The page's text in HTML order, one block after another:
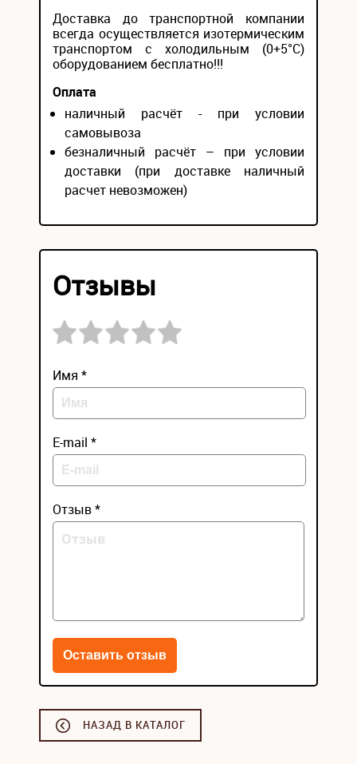
Доставка до транспортной компании
всегда осуществляется изотермическим
транспортом с холодильным (0+5°С)
оборудованием бесплатно!!!
Оплата
наличный расчёт - при условии
самовывоза
безналичный расчёт – при условии
доставки (при доставке наличный
расчет невозможен)
Отзывы
Имя *
E-mail *
Отзыв *
НАЗАД В КАТАЛОГ